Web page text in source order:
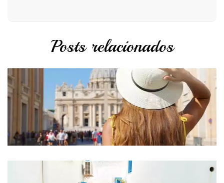
Posts relacionados